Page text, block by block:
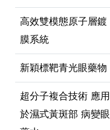
高效雙模態原子層鍍
膜系統
新穎標靶青光眼藥物
超分子複合技術 應用
於濕式黃斑部 病變眼